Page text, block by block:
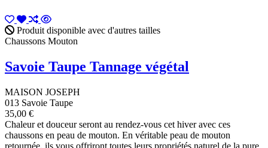
Produit disponible avec d'autres tailles
Chaussons Mouton
Savoie Taupe Tannage végétal
MAISON JOSEPH
013 Savoie Taupe
35,00 €
Chaleur et douceur seront au rendez-vous cet hiver avec ces
chaussons en peau de mouton. En véritable peau de mouton
retournée, ils vous offriront toutes leurs propriétés naturel de la pure